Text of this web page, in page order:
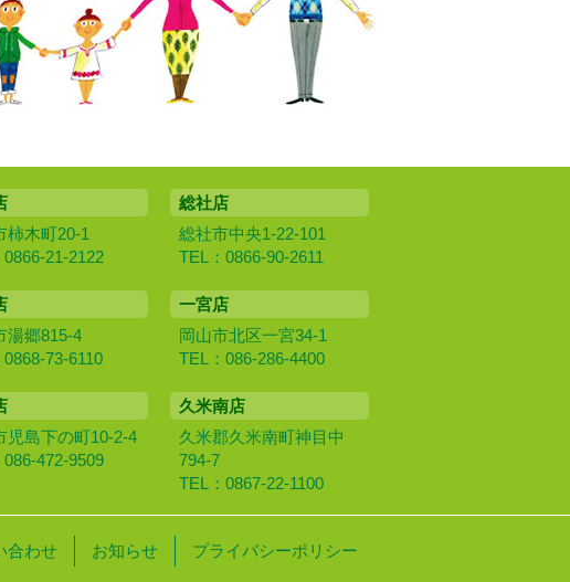
柿木町20-1
21-2122
総社店
総社市中央1-22-101
TEL：0866-90-2611
湯郷815-4
73-6110
一宮店
岡山市北区一宮34-1
TEL：086-286-4400
児島下の町10‐2‐4
472-9509
久米南店
久米郡久米南町神目中
794-7
TEL：0867-22-1100
合わせ お知らせ プライバシーポリシー